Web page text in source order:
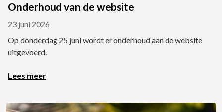
Onderhoud van de website
23 juni 2026
Op donderdag 25 juni wordt er onderhoud aan de website
uitgevoerd.
Lees meer